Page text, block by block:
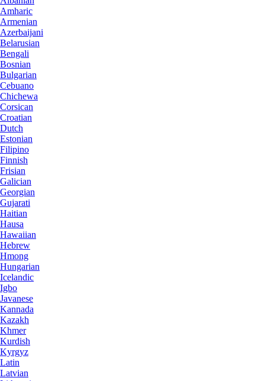
Amharic
Armenian
Azerbaijani
Belarusian
Bengali
Bosnian
Bulgarian
Cebuano
Chichewa
Corsican
Croatian
Dutch
Estonian
Filipino
Finnish
Frisian
Galician
Georgian
Gujarati
Haitian
Hausa
Hawaiian
Hebrew
Hmong
Hungarian
Icelandic
Igbo
Javanese
Kannada
Kazakh
Khmer
Kurdish
Kyrgyz
Latin
Latvian